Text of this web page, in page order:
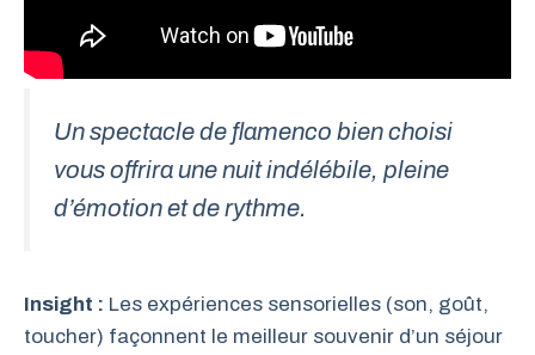
Un spectacle de flamenco bien choisi
vous offrira une nuit indélébile, pleine
d’émotion et de rythme.
Insight : Les expériences sensorielles (son, goût,
toucher) façonnent le meilleur souvenir d’un séjour